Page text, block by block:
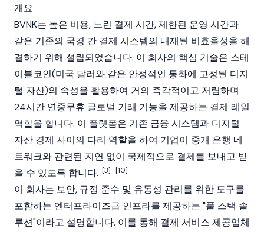
개요
BVNK는 높은 비용, 느린 결제 시간, 제한된 운영 시간과
같은 기존의 국경 간 결제 시스템의 내재된 비효율성을 해
결하기 위해 설립되었습니다. 이 회사의 핵심 기술은 스테
이블코인(미국 달러와 같은 안정적인 통화에 고정된 디지
털 자산)의 속성을 활용하여 거의 즉각적이고 저렴하며
24시간 연중무휴 글로벌 거래 기능을 제공하는 결제 레일
역할을 합니다. 이 플랫폼은 기존 금융 시스템과 디지털
자산 경제 사이의 다리 역할을 하여 기업이 중개 은행 네
트워크와 관련된 지연 없이 국제적으로 결제를 보내고 받
을 수 있도록 합니다. [3] [10]
이 회사는 보안, 규정 준수 및 유동성 관리를 위한 도구를
포함하는 엔터프라이즈급 인프라를 제공하는 "풀 스택 솔
루션"이라고 설명합니다. 이를 통해 결제 서비스 제공업체